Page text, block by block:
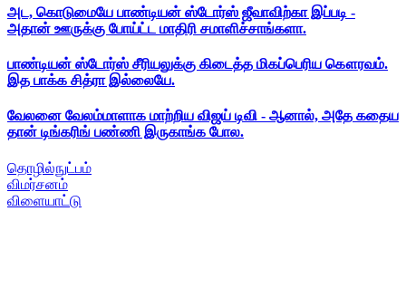
அட, கொடுமையே பாண்டியன் ஸ்டோர்ஸ் ஜீவாவிற்கா இப்படி -
அதான் ஊருக்கு போய்ட்ட மாதிரி சமாளிச்சாங்களா.
பாண்டியன் ஸ்டோர்ஸ் சீரியலுக்கு கிடைத்த மிகப்பெரிய கௌரவம்.
இத பாக்க சித்ரா இல்லையே.
வேலனை வேலம்மாளாக மாற்றிய விஜய் டிவி - ஆனால், அதே கதைய
தான் டிங்கரிங் பண்ணி இருகாங்க போல.
தொழில்நுட்பம்
விமர்சனம்
விளையாட்டு